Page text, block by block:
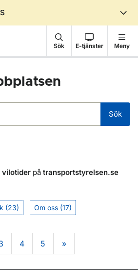
Sök E-tjänster Meny
Sök
vilotider på transportstyrelsen.se
(23) Om oss (17)
4 5 »